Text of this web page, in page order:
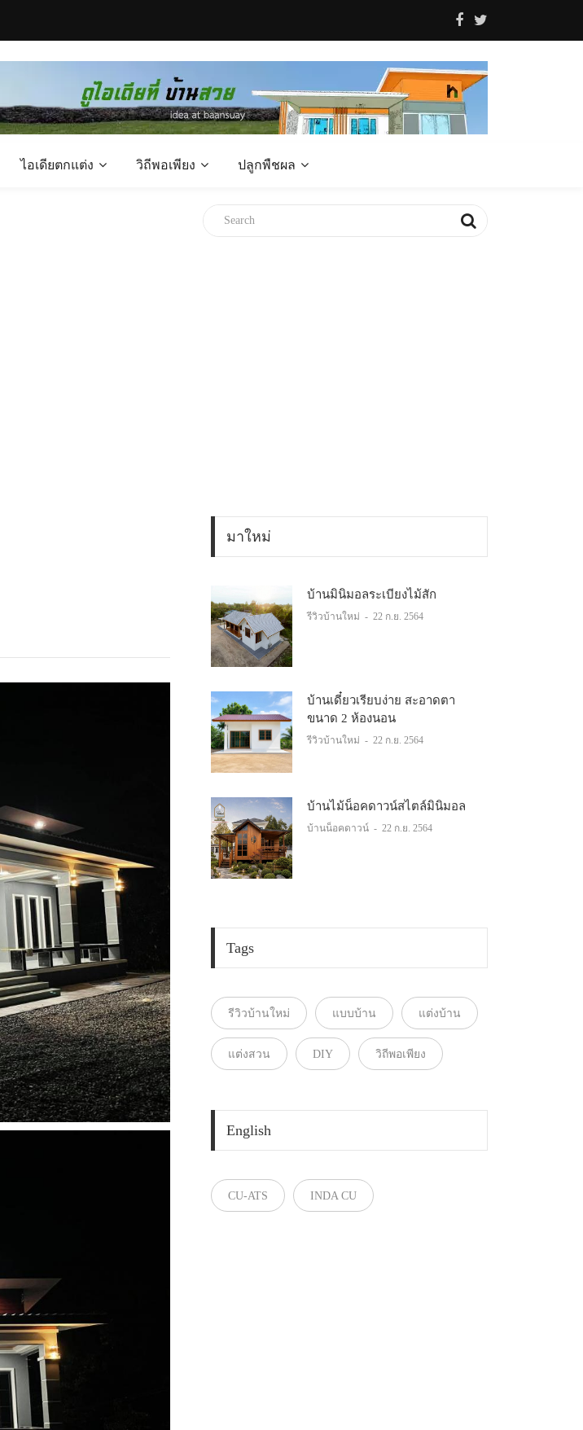
ไอเดียตกแต่ง วิถีพอเพียง ปลูกพืชผล
มาใหม่
บ้านมินิมอลระเบียงไม้สัก
รีวิวบ้านใหม่ - 22 ก.ย. 2564
บ้านเดี๋ยวเรียบง่าย สะอาดตา
ขนาด 2 ห้องนอน
รีวิวบ้านใหม่ - 22 ก.ย. 2564
บ้านไม้น็อคดาวน์สไตล์มินิมอล
บ้านน็อคดาวน์ - 22 ก.ย. 2564
Tags
รีวิวบ้านใหม่ แบบบ้าน แต่งบ้าน
แต่งสวน DIY วิถีพอเพียง
English
CU-ATS INDA CU